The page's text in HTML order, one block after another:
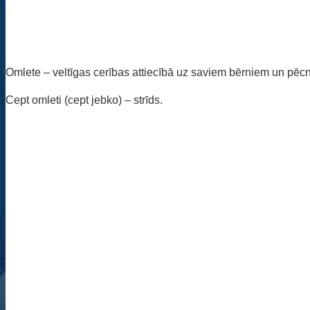
Omlete – veltīgas cerības attiecībā uz saviem bērniem un
Cept omleti (cept jebko) – strīds.